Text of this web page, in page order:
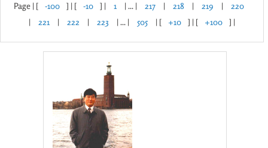
Page | [ -100 ] | [ -10 ] | 1 | ... | 217 | 218 | 219 |
220
|
221 | 222 | 223 | ... | 505 | [ +10 ] | [ +100 ] |